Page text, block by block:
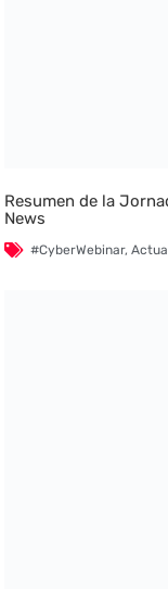
Resumen de la
News
#CyberWebinar,